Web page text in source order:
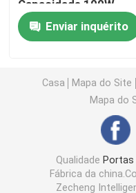
Porta do torniquete
Torniquete
Torniquete da porta
Máquina
Capacidade 100W
Potência
Enviar inquérito
Casa Mapa do Site
Mapa do
Qualidade Portas
Fábrica da
Zecheng